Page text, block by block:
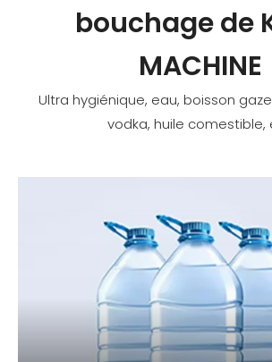
bouchage de
MACHINE
Ultra hygiénique, eau, boisson
vodka, huile comestible,